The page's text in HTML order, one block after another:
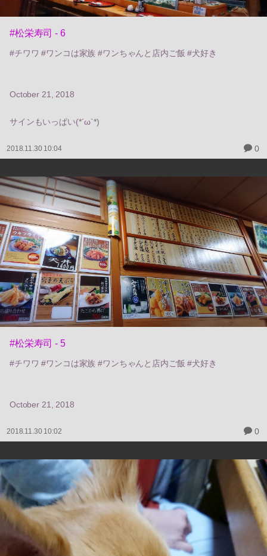
#松栄寿司 - 6
#チワワ #ワンコは家族 #ワンちゃんと店内ご飯 #犬好き
October 21, 2018
サインもいっぱい(*´ω`*)
2018.11.30 10:04 0
#松栄寿司 - 5
#チワワ #ワンコは家族 #ワンちゃんと店内ご飯 #犬好き
October 21, 2018
2018.11.30 10:02 0